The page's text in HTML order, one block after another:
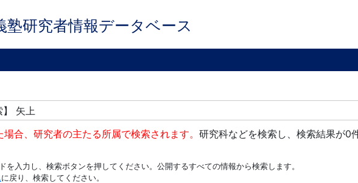
塾研究者情報データベース
】 矢上
合、研究者の主たる所属で検索されます。 研究科などを検索し、検索結果が0
を入力し、検索ボタンを押してください。公開するすべての情報から検索します。
に戻り、検索してください。